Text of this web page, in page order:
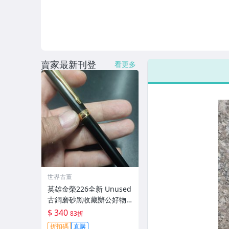
賣家最新刊登 看更多
世界古董
英雄金榮226全新 Unused
古銅磨砂黑收藏辦公好物
英雄鋼筆 國產 名筆 業界推
薦 抗磨耐用
$ 340 83折
折扣碼 直購